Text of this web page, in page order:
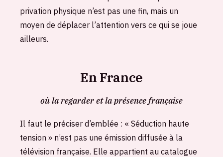
privation physique n’est pas une fin, mais un
moyen de déplacer l’attention vers ce qui se joue
ailleurs.
En France
où la regarder et la présence française
Il faut le préciser d’emblée : « Séduction haute
tension » n’est pas une émission diffusée à la
télévision française. Elle appartient au catalogue